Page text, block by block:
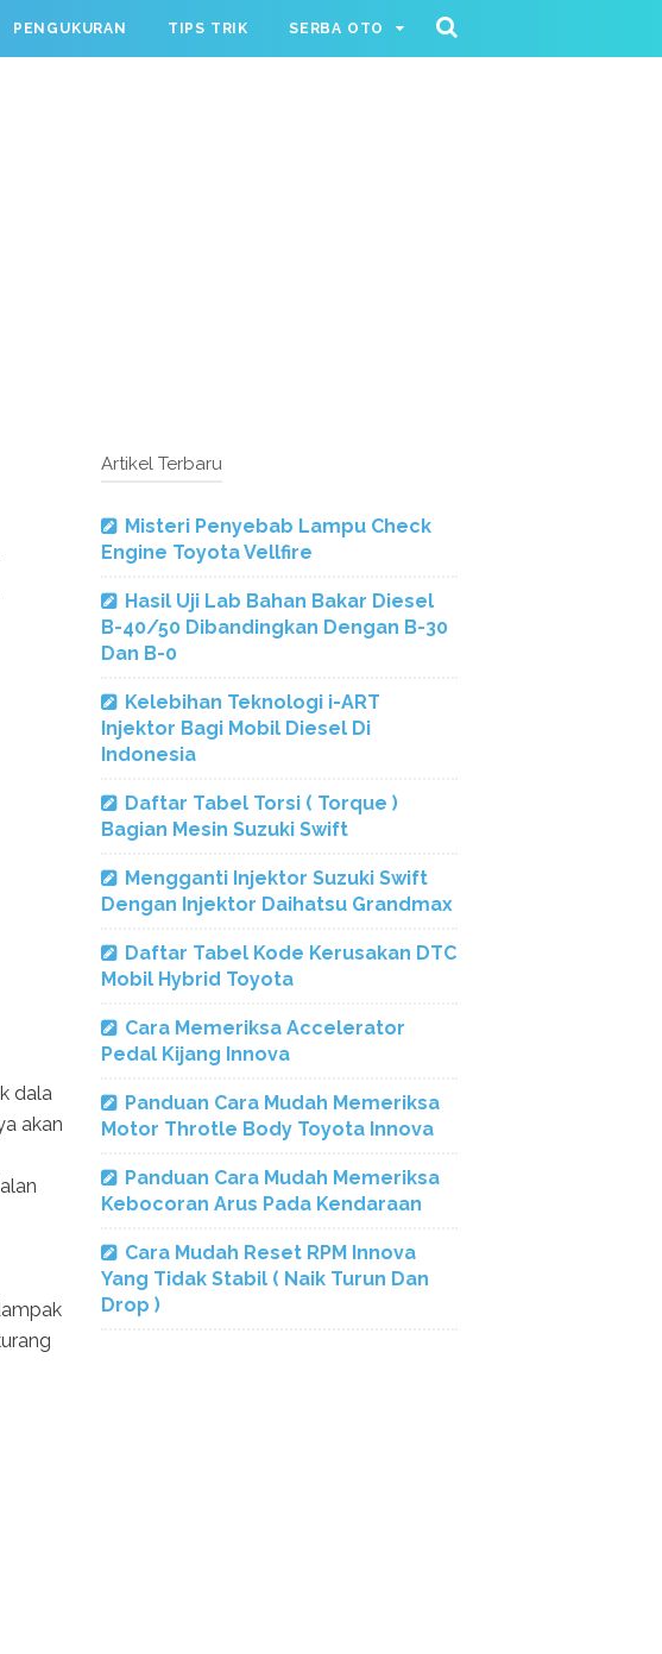
PENGUKURAN TIPS TRIK SERBA OTO
dala
akan
Artikel Terbaru
Misteri Penyebab Lampu Check
Engine Toyota Vellfire
Hasil Uji Lab Bahan Bakar Diesel
B-40/50 Dibandingkan Dengan B-30
Dan B-0
Kelebihan Teknologi i-ART
Injektor Bagi Mobil Diesel Di
Indonesia
Daftar Tabel Torsi ( Torque )
Bagian Mesin Suzuki Swift
Mengganti Injektor Suzuki Swift
Dengan Injektor Daihatsu Grandmax
Daftar Tabel Kode Kerusakan DTC
Mobil Hybrid Toyota
Cara Memeriksa Accelerator
Pedal Kijang Innova
Panduan Cara Mudah Memeriksa
Motor Throtle Body Toyota Innova
Panduan Cara Mudah Memeriksa
Kebocoran Arus Pada Kendaraan
Cara Mudah Reset RPM Innova
Yang Tidak Stabil ( Naik Turun Dan
Drop )